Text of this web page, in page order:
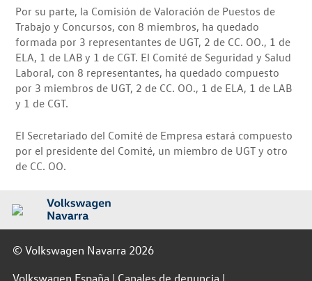
Por su parte, la Comisión de Valoración de Puestos de
Trabajo y Concursos, con 8 miembros, ha quedado
formada por 3 representantes de UGT, 2 de CC. OO., 1 de
ELA, 1 de LAB y 1 de CGT. El Comité de Seguridad y Salud
Laboral, con 8 representantes, ha quedado compuesto
por 3 miembros de UGT, 2 de CC. OO., 1 de ELA, 1 de LAB
y 1 de CGT.
El Secretariado del Comité de Empresa estará compuesto
por el presidente del Comité, un miembro de UGT y otro
de CC. OO.
© Volkswagen Navarra 2026
Volkswagen España
Canales de denuncia